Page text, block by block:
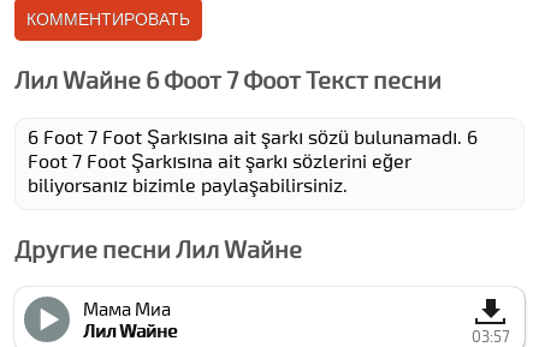
Лил Wайне 6 Фоот 7 Фоот Текст песни
6 Foot 7 Foot Şarkısına ait şarkı sözü bulunamadı. 6
Foot 7 Foot Şarkısına ait şarkı sözlerini eğer
biliyorsanız bizimle paylaşabilirsiniz.
Другие песни Лил Wайне
Мама Миа
Лил Wайне
03:57